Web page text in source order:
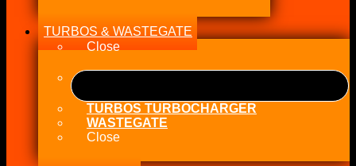
TURBOS & WASTEGATE
Close
TURBOS TURBOCHARGER
WASTEGATE
Close